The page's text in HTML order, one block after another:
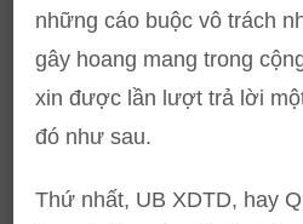
những cáo buộc vô trách
gây hoang mang trong
xin được lần lượt trả lời
đó như sau.
Thứ nhất, UB XDTD, hay